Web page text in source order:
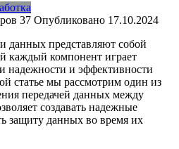
37 Опубликовано 17.10.2024
данных представляют собой
каждый компонент играет
надежности и эффективности
статье мы рассмотрим один из
передачей данных между
создавать надежные
защиту данных во время их